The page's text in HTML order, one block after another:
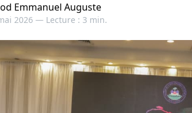
Emmanuel Auguste
2026 — Lecture : 3 min.